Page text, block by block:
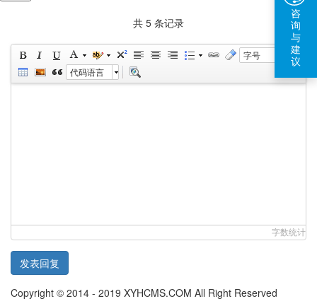
共 5 条记录
字号
代码语言
字数统计
发表回复
Copyright © 2014 - 2019 XYHCMS.COM All Right Reserved
咨
询
与
建
议